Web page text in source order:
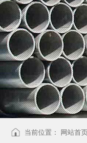
当前位置： 网站首页